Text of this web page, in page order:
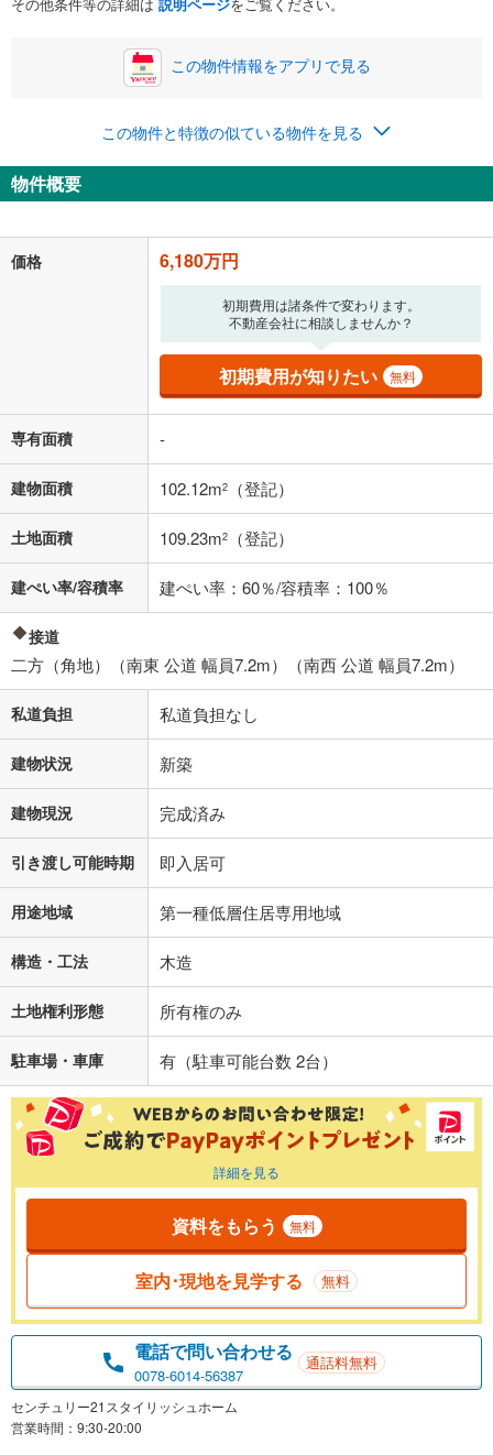
0円
ナス時の増額分（1回分）を入力してください。
ボーナス払いの限度額は金融機関によって異なります。
閉じる
月々の返済額
上、ご自身での入力をお願いいたします。初期設定で自動入力されてい
る値は、実際の金融機関等における貸出金利とは何ら関係がなく、実際
の金融機関等における貸出金利を何ら保証するものではありません。返
済方法「元利均等返済」にて算出しております。入力された金利を35年
適用した場合の計算結果を表示しています。
その他月額費用や、初期費用がかかります。ご注意ください。実際にお
借り入れの際は各金融機関等に、必ずご自身でご確認をお願いいたしま
す。
条件によってお借り入れができないことがあります。
不動産会社に購入相談をする
閉じる
この物件情報をアプリで見る
この物件と特徴の似ている物件を見る
物件概要
価格 6,180万円
初期費用は諸条件で変わります。
不動産会社に相談しませんか？
初期費用が知りたい 無料
専有面積 -
建物面積 102.12m2 （登記）
土地面積 109.23m2 （登記）
建ぺい率/容積率 建ぺい率：60％/容積率：100％
接道
二方（角地）（南東 公道 幅員7.2m）（南西 公道 幅員7.2m）
私道負担 私道負担なし
建物状況 新築
建物現況 完成済み
引き渡し可能時期 即入居可
用途地域 第一種低層住居専用地域
構造・工法 木造
土地権利形態 所有権のみ
駐車場・車庫 有（駐車可能台数 2台）
詳細を見る
資料をもらう 無料
室内･現地を見学する 無料
電話で問い合わせる
0078-6014-56387
通話料無料
センチュリー21スタイリッシュホーム
営業時間：9:30-20:00